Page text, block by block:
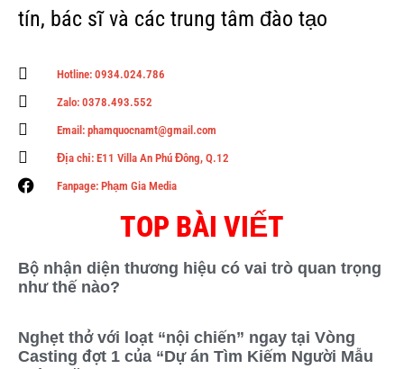
tín, bác sĩ và các trung tâm đào tạo
Hotline: 0934.024.786
Zalo: 0378.493.552
Email: phamquocnamt@gmail.com
Địa chỉ: E11 Villa An Phú Đông, Q.12
Fanpage: Phạm Gia Media
TOP BÀI VIẾT
Bộ nhận diện thương hiệu có vai trò quan trọng
như thế nào?
Nghẹt thở với loạt “nội chiến” ngay tại Vòng
Casting đợt 1 của “Dự án Tìm Kiếm Người Mẫu